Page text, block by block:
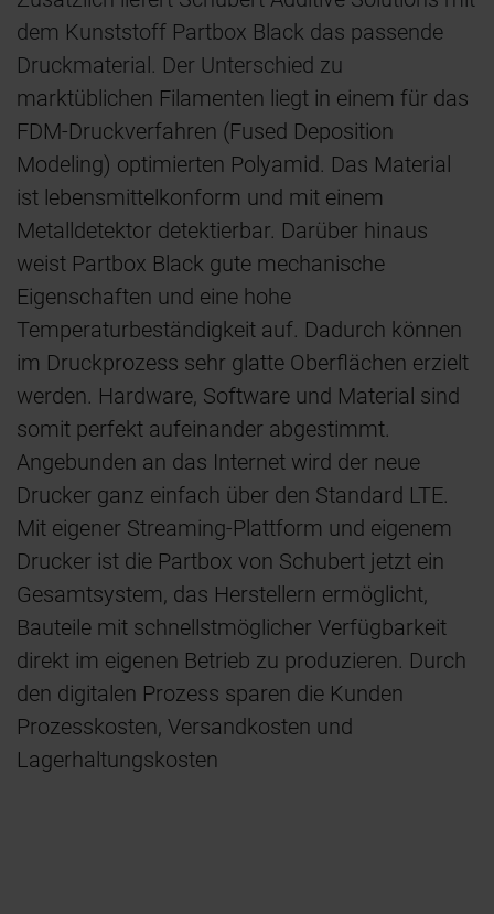
dem Kunststoff Partbox Black das passende
Druckmaterial. Der Unterschied zu
marktüblichen Filamenten liegt in einem für das
FDM-Druckverfahren (Fused Deposition
Modeling) optimierten Polyamid. Das Material
ist lebensmittelkonform und mit einem
Metalldetektor detektierbar. Darüber hinaus
weist Partbox Black gute mechanische
Eigenschaften und eine hohe
Temperaturbeständigkeit auf. Dadurch können
im Druckprozess sehr glatte Oberflächen erzielt
werden. Hardware, Software und Material sind
somit perfekt aufeinander abgestimmt.
Angebunden an das Internet wird der neue
Drucker ganz einfach über den Standard LTE.
Mit eigener Streaming-Plattform und eigenem
Drucker ist die Partbox von Schubert jetzt ein
Gesamtsystem, das Herstellern ermöglicht,
Bauteile mit schnellstmöglicher Verfügbarkeit
direkt im eigenen Betrieb zu produzieren. Durch
den digitalen Prozess sparen die Kunden
Prozesskosten, Versandkosten und
Lagerhaltungskosten